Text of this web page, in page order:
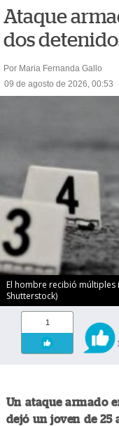
Ataque
dos
Por Maria Fernanda Gallo
09 de agosto de 2026, 00:53
El hombre recibió múltiples
Shutterstock)
1
1
Un ataque armado
dejó un joven de 25